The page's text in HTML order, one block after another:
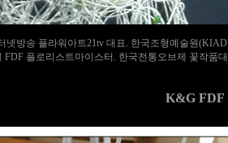
넷방송 플라워아트21tv 대표. 한국조형예술원
플로리스트마이스터. 한국전통오브제 꽃작품
K&G FDF